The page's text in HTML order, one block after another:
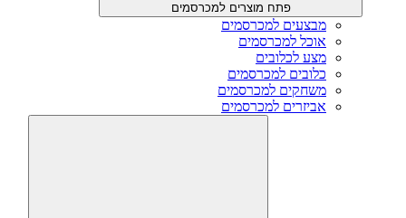
פתח מוצרים למכרסמים
מבצעים למכרסמים
אוכל למכרסמים
מצע לכלובים
כלובים למכרסמים
משחקים למכרסמים
אביזרים למכרסמים